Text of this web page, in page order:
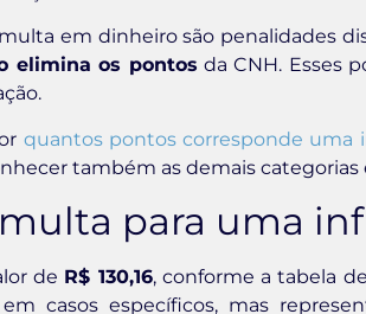
em dinheiro são penalidades
elimina os pontos da CNH. Esses
quantos pontos corresponde uma
também as demais categorias
para uma
de R$ 130,16, conforme a tabela
casos específicos, mas